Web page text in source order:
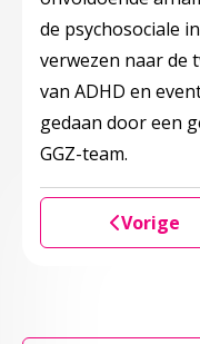
de psychosociale
verwezen naar de
van ADHD en
gedaan door een
GGZ-team.
Vorige